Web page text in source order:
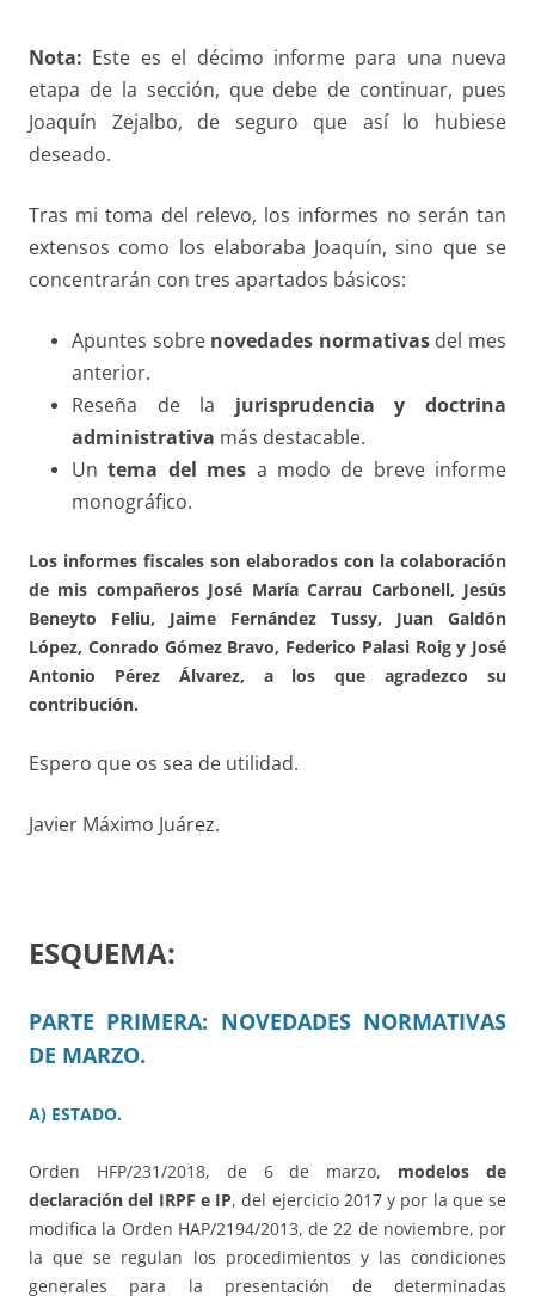
Nota: Este es el décimo informe para una nueva
etapa de la sección, que debe de continuar, pues
Joaquín Zejalbo, de seguro que así lo hubiese
deseado.
Tras mi toma del relevo, los informes no serán tan
extensos como los elaboraba Joaquín, sino que se
concentrarán con tres apartados básicos:
Apuntes sobre novedades normativasdel mes
anterior.
Reseña de la jurisprudencia y doctrina
administrativa más destacable.
Untema del mes a modo de breve informe
monográfico.
Los informes fiscales son elaborados con la colaboración
de mis compañeros José María Carrau Carbonell, Jesús
Beneyto Feliu, Jaime Fernández Tussy, Juan Galdón
López, Conrado Gómez Bravo, Federico Palasi Roig y José
Antonio Pérez Álvarez, a los que agradezco su
contribución.
Espero que os sea de utilidad.
Javier Máximo Juárez.
ESQUEMA:
PARTE PRIMERA: NOVEDADES NORMATIVAS
DE MARZO.
A) ESTADO.
Orden HFP/231/2018, de 6 de marzo, modelos de
declaración del IRPF e IP, del ejercicio 2017 y por la que se
modifica la Orden HAP/2194/2013, de 22 de noviembre, por
la que se regulan los procedimientos y las condiciones
generales para la presentación de determinadas